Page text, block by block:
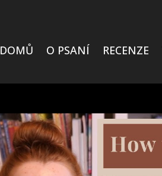
DOMŮ O PSANÍ RECENZE